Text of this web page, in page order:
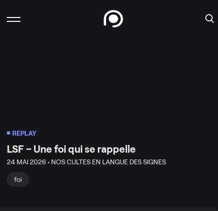
REPLAY
LSF – Une foi qui se rappelle
24 MAI 2026 • NOS CULTES EN LANGUE DES SIGNES
foi